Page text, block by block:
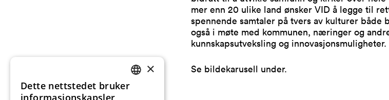
mer enn 20 ulike land ønsker VID å legge til
spennende samtaler på tvers av kulturer både
også i møte med kommunen, næringer og
kunnskapsutveksling og innovasjonsmuligheter.
Se bildekarusell under.
NORWEGIAN
×
Dette nettstedet bruker
informasjonskapsler